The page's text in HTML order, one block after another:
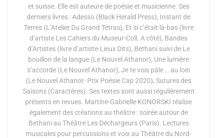
et suisse. Elle est auteure de poésie et musicienne. Ses
derniers livres : Adesso (Black Herald Press), Instant de
Terres (L’Atelier Du Grand Tétras), Et si c’était là-bas (livre
d’artiste Les Cahiers du Museur-Coll. A côté), Bandes
d’Artistes (livre d’artiste-Lieux Dits), Bethani suivi de Le
bouillon de la langue (Le Nouvel Athanor), Une lumière
s’accorde (Le Nouvel Athanor), Je te vois pâle … au loin
(Le Nouvel Athanor- Prix Poésie Cap 2020), Sutures des
Saisons (Caractères). Ses textes sont aussi régulièrement
présents en revues. Martine-Gabrielle KONORSKI réalise
également des créations au théâtre : soirée autour de
Bethani au Théâtre Les Déchargeurs (Paris). Lectures
musicales pour percussions et voix au Théâtre du Nord-